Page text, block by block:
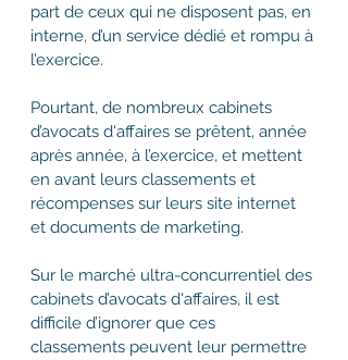
part de ceux qui ne disposent pas, en
interne, d’un service dédié et rompu à
l’exercice.
Pourtant, de nombreux cabinets
d’avocats d'affaires se prêtent, année
après année, à l’exercice, et mettent
en avant leurs classements et
récompenses sur leurs site internet
et documents de marketing.
Sur le marché ultra-concurrentiel des
cabinets d’avocats d'affaires, il est
difficile d’ignorer que ces
classements peuvent leur permettre